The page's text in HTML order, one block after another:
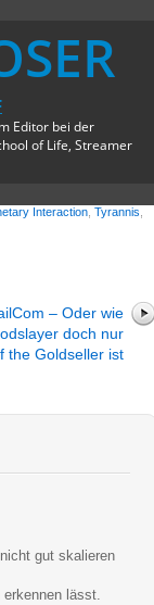
Editor bei der
of Life, Streamer
Interaction Tyrannis
– Oder wie
doch nur
the Goldseller ist
gut skalieren
lässt.